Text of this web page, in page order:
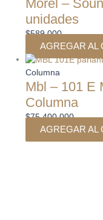
Morel –
unidades
$589.000
AGREGAR AL
Columna
Mbl – 101 E
Columna
$75.400.000
AGREGAR AL